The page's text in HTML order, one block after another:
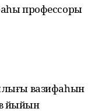
профессоры
вазифаһын
йыйын